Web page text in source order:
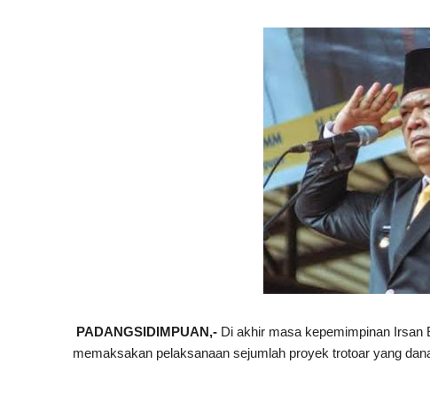
PADANGSIDIMPUAN,- Di akhir masa kepemimpinan Irsan
memaksakan pelaksanaan sejumlah proyek trotoar yang